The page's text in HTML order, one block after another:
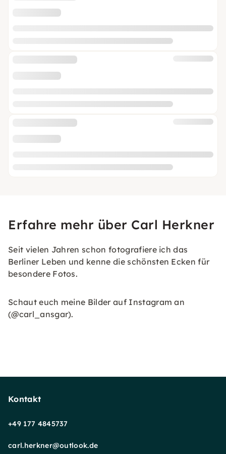
Erfahre mehr über Carl Herkner
Seit vielen Jahren schon fotografiere ich das
Berliner Leben und kenne die schönsten Ecken für
besondere Fotos.
Schaut euch meine Bilder auf Instagram an
(@carl_ansgar).
Kontakt
+49 177 4845737
carl.herkner@outlook.de